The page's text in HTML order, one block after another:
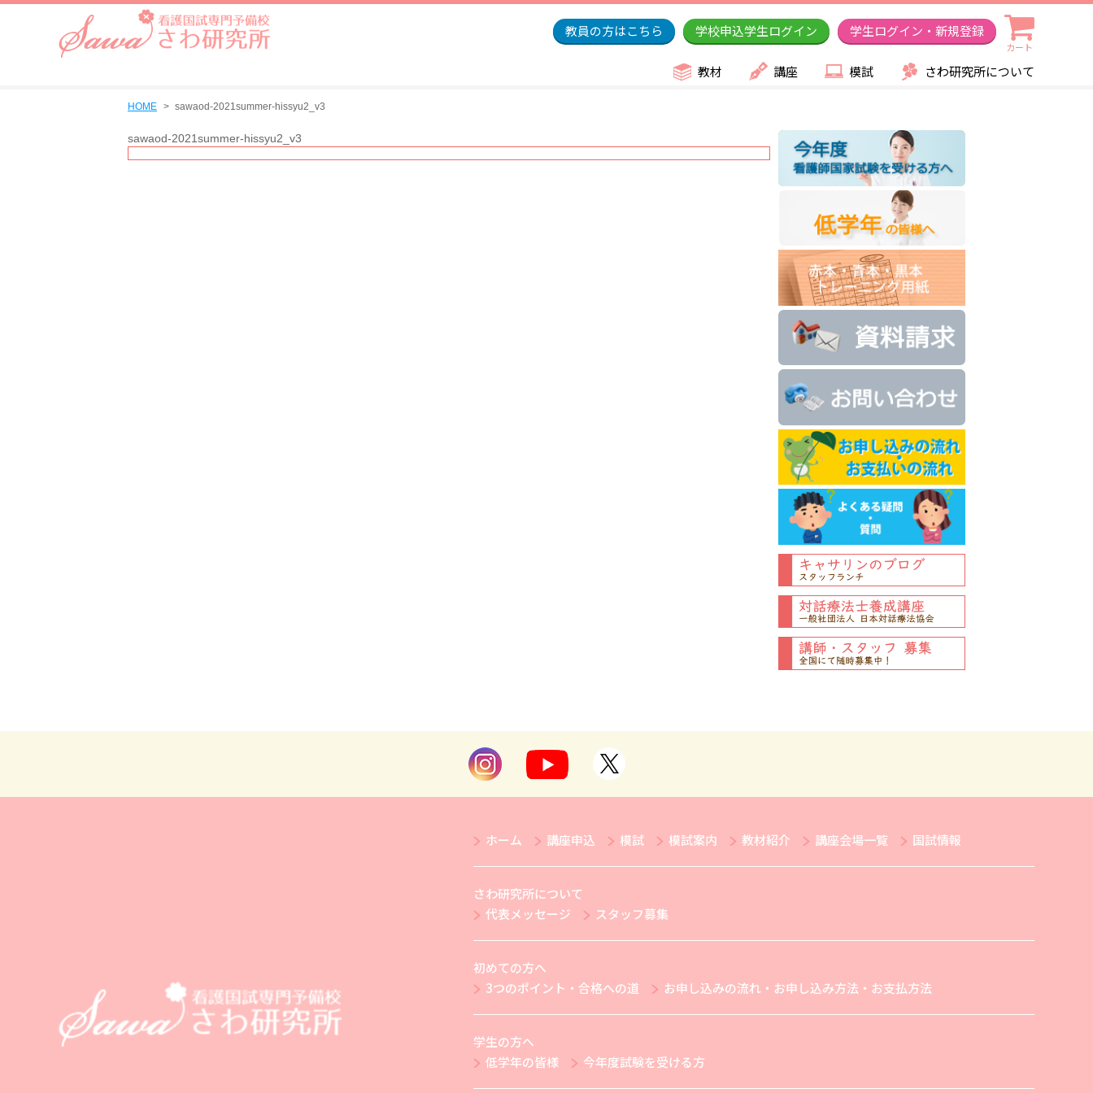
教員の方はこちら 学校申込学生ログイン 学生ログイン・新規登録
カート
教材 講座 模試 さわ研究所について
HOME sawaod-2021summer-hissyu2_v3
sawaod-2021summer-hissyu2_v3
ホーム 講座申込 模試 模試案内 教材紹介 講座会場一覧 国試情報
さわ研究所について
代表メッセージ
スタッフ募集
初めての方へ
3つのポイント・合格への道
お申し込みの流れ・お申し込み方法・お支払方法
学生の方へ
低学年の皆様
今年度試験を受ける方